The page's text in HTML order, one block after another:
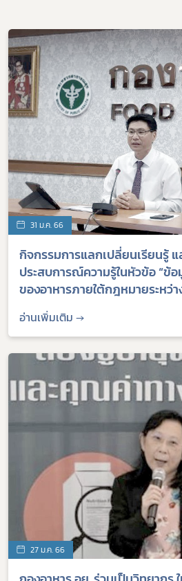
31 ม.ค. 66
กิจกรรมการแลกเปลี่ยนเรียนรู้
ประสบการณ์ความรู้ในหัวข้อ “ข้
ของอาหารภายใต้กฎหมายระหว่า
(International Health
อาเซียน”
อ่านเพิ่มเติม →
27 ม.ค. 66